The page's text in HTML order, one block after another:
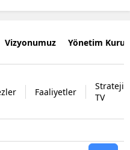
Vizyonumuz Yönetim
Faaliyetler
Strateji
TV